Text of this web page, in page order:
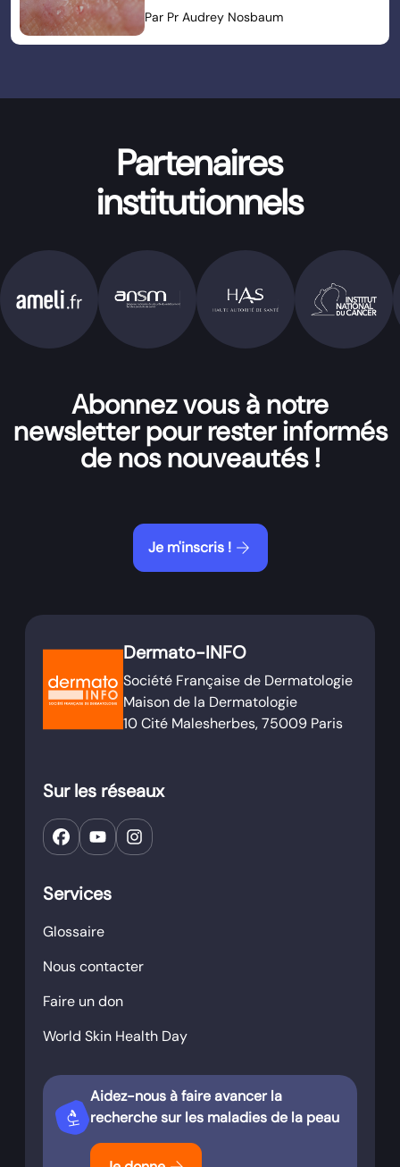
Par Pr Audrey Nosbaum
Partenaires
institutionnels
Abonnez vous à notre
newsletter pour rester informés
de nos nouveautés !
Je m'inscris ! arrow_forward
Dermato-INFO
Société Française de Dermatologie
Maison de la Dermatologie
10 Cité Malesherbes, 75009 Paris
Sur les réseaux
Services
Glossaire
Nous contacter
Faire un don
World Skin Health Day
biotech
Aidez-nous à faire avancer la
recherche sur les maladies de la peau